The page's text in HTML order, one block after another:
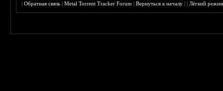
|Обратная связь |Metal Torrent Tracker Forum |Вернуться к началу ||Лёгкий